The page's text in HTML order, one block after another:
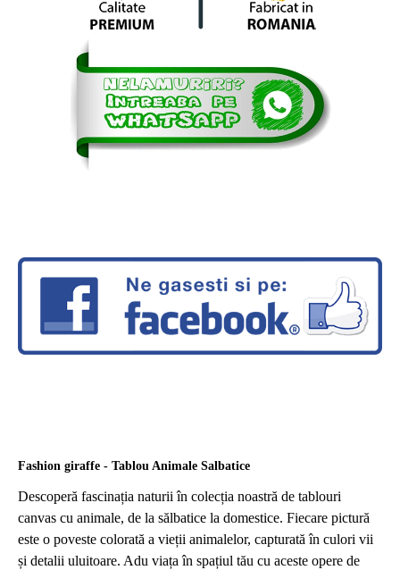
Fashion giraffe - Tablou Animale Salbatice
Descoperă fascinația naturii în colecția noastră de tablouri
canvas cu animale, de la sălbatice la domestice. Fiecare pictură
este o poveste colorată a vieții animalelor, capturată în culori vii
și detalii uluitoare. Adu viața în spațiul tău cu aceste opere de